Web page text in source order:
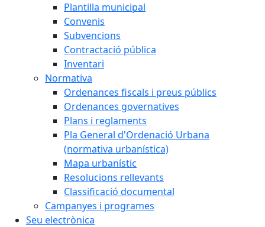
Plantilla municipal
Convenis
Subvencions
Contractació pública
Inventari
Normativa
Ordenances fiscals i preus públics
Ordenances governatives
Plans i reglaments
Pla General d'Ordenació Urbana
(normativa urbanística)
Mapa urbanístic
Resolucions rellevants
Classificació documental
Campanyes i programes
Seu electrònica